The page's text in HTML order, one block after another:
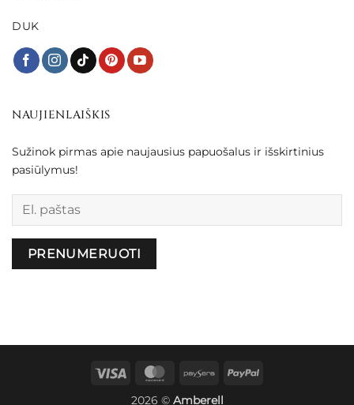
DUK
NAUJIENLAIŠKIS
Sužinok pirmas apie naujausius papuošalus ir išskirtinius
pasiūlymus!
Palikite šį lauką tuščią.
Visa MasterCardPayseraPayPal
2026 © Amberell